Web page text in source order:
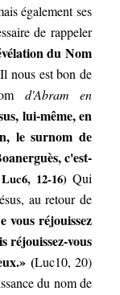
également ses
de rappeler
du Nom
Il nous est bon de
d'Abram en
lui-même, en
le surnom de
c'est-
12-16) Qui
au retour de
vous réjouissez
réjouissez-vous
(Luc10, 20)
du nom de